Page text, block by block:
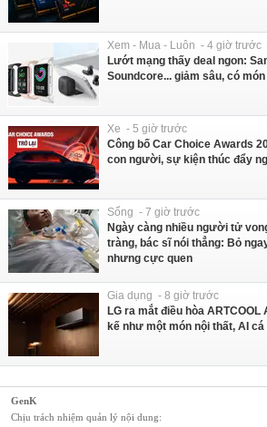
Xem - Mua - Luôn - 4 giờ trước
Lướt mạng thấy deal ngon:
Soundcore... giảm sâu, có
Xe - 5 giờ trước
Công bố Car Choice Awards
con người, sự kiện thúc đẩy
Sống - 7 giờ trước
Ngày càng nhiều người tử
tràng, bác sĩ nói thẳng: Bỏ
nhưng cực quen
Gia dụng - 8 giờ trước
LG ra mắt điều hòa
kế như một món nội thất, AI
GenK
Chịu trách nhiệm quản lý nội dung: